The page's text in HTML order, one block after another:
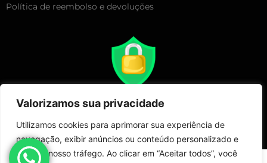
Valorizamos sua privacidade
Utilizamos cookies para aprimorar sua experiência de
navegação, exibir anúncios ou conteúdo personalizado e
analisar nosso tráfego. Ao clicar em “Aceitar todos”, você
Política de reembolso e devoluções